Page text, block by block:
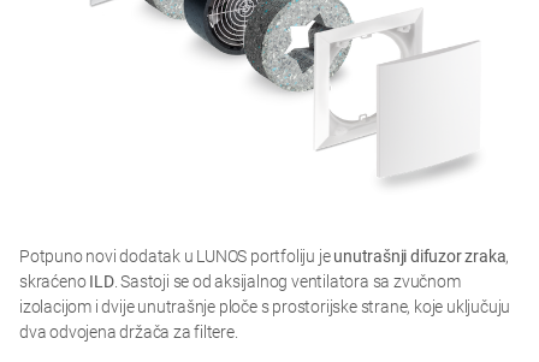
Potpuno novi dodatak u LUNOS portfoliju jeunutrašnji difuzor zraka,
skraćenoILD. Sastoji se od aksijalnog ventilatora sa zvučnom
izolacijom i dvije unutrašnje ploče s prostorijske strane, koje uključuju
dva odvojena držača za filtere.